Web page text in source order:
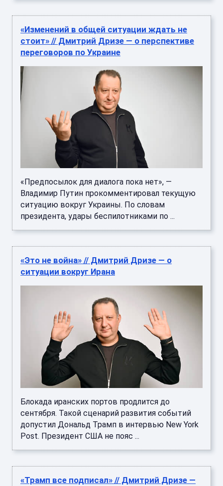
«Изменений в общей ситуации ждать не
стоит» // Дмитрий Дризе — о перспективе
переговоров по Украине
«Предпосылок для диалога пока нет», —
Владимир Путин прокомментировал текущую
ситуацию вокруг Украины. По словам
президента, удары беспилотниками по ...
«Это не война» // Дмитрий Дризе — о
ситуации вокруг Ирана
Блокада иранских портов продлится до
сентября. Такой сценарий развития событий
допустил Дональд Трамп в интервью New York
Post. Президент США не пояс ...
«Трамп все подписал» // Дмитрий Дризе —